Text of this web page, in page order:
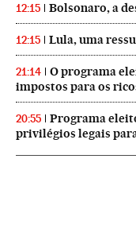
12:15 Bolsonaro, a
12:15 Lula, uma
21:14
O programa
impostos para os
20:55
Programa
privilégios legais